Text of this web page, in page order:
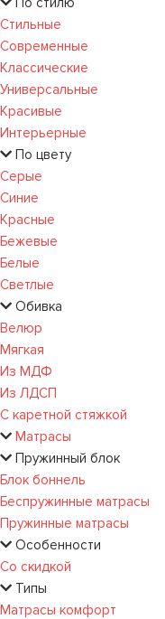
Стильные
Современные
Классические
Универсальные
Красивые
Интерьерные
По цвету
Серые
Синие
Красные
Бежевые
Белые
Светлые
Обивка
Велюр
Мягкая
Из МДФ
Из ЛДСП
С каретной стяжкой
Матрасы
Пружинный блок
Блок боннель
Беспружинные матрасы
Пружинные матрасы
Особенности
Со скидкой
Типы
Матрасы комфорт